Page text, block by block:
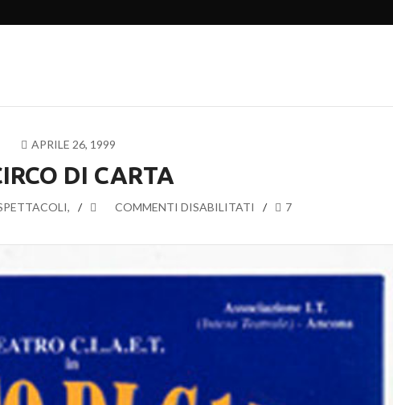
APRILE 26, 1999
DI CARTA
, COMMENTI DISABILITATI
SU
CIRCO
CARTA
7